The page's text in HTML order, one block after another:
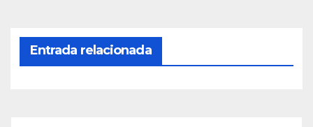
Entrada relacionada